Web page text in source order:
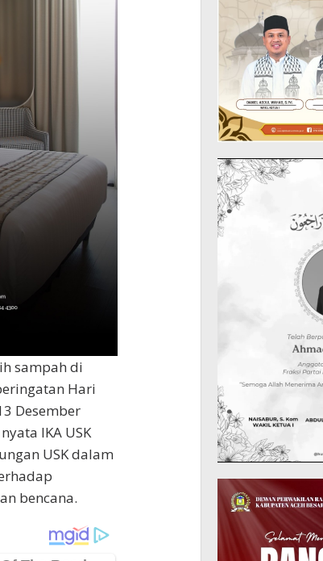
sampah di
Hari
Desember
IKA USK
USK dalam
bencana.